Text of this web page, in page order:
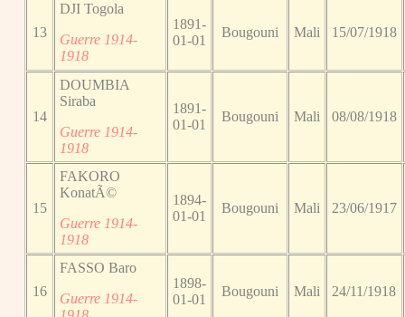
13
DJI Togola
Guerre 1914-
1918
1891-
01-01
Bougouni Mali 15/07/1918
14
DOUMBIA
Siraba
Guerre 1914-
1918
1891-
01-01
Bougouni Mali 08/08/1918
15
FAKORO
KonatÃ©
Guerre 1914-
1918
1894-
01-01
Bougouni Mali 23/06/1917
16
FASSO Baro
Guerre 1914-
1898-
01-01
Bougouni Mali 24/11/1918